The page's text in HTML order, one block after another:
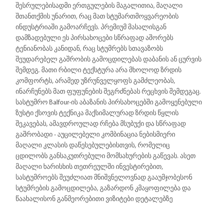
შესრულებისადმი ერთგულების მაგალითია, მაღალი
შთანთქმის უნარით, რაც მათ სტუმართმოყვარეობის
ინდუსტრიაში გამოარჩევს. პრემიუმ მასალისგან
დამზადებული ეს პირსახოცები სწრაფად აშორებს
ტენიანობას კანიდან, რაც სტუმრებს სთავაზობს
შეუდარებელ გაშრობის გამოცდილებას დაბანის ან ცურვის
შემდეგ. მათი რბილი ტექსტურა არა მხოლოდ ზრდის
კომფორტს, არამედ უზრუნველყოფს გამძლეობას,
ინარჩუნებს მათ ფუფუნების შეგრძნებას რეცხვის შემდეგაც.
სასტუმრო Balfour-ის აბაზანის პირსახოცებში გამოყენებული
ზუსტი ქსოვის ტექნიკა მაქსიმალურად ზრდის წყლის
შეკავებას, ამავდროულად რჩება მსუბუქი და სწრაფად
გაშრობადი - აუცილებელი კომბინაცია ნებისმიერი
მაღალი კლასის დაწესებულებისთვის, რომელიც
ცდილობს განსაკუთრებული მომსახურების გაწევას. ასეთ
მაღალი ხარისხის თეთრეულში ინვესტირებით,
სასტუმროებს შეუძლიათ მნიშვნელოვნად გააუმჯობესონ
სტუმრების გამოცდილება, გაზარდონ კმაყოფილება და
წაახალისონ განმეორებითი ვიზიტები დეტალებზე